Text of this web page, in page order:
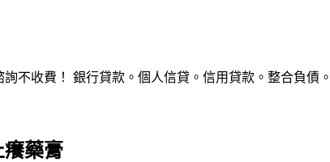
不收費！ 銀行貸款。個人信貸。信用貸款。整合負債
癢藥膏